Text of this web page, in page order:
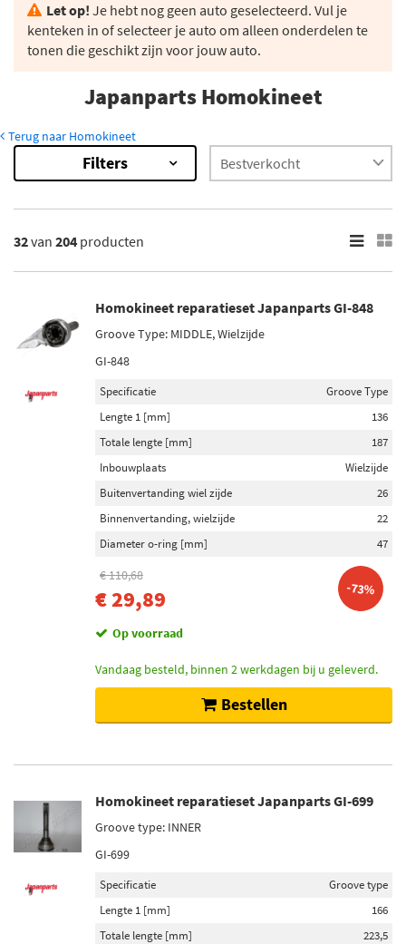
Let op! Je hebt nog geen auto geselecteerd. Vul je
kenteken in of selecteer je auto om alleen onderdelen te
tonen die geschikt zijn voor jouw auto.
Japanparts Homokineet
Terug naar Homokineet
Resultaten
×
Wielzijde (137)
Versnellingsbak zijde (9)
Vooras rechts (3)
Vooras links (2)
Op voorraad (189)
Niet op voorraad (15)
Filters
32van 204 producten
Homokineet reparatieset Japanparts GI-848
Groove Type: MIDDLE, Wielzijde
GI-848
Specificatie
Groove Type
Lengte 1 [mm]
136
Totale lengte [mm]
187
Inbouwplaats
Wielzijde
Buitenvertanding wiel zijde
26
Binnenvertanding, wielzijde
22
Diameter o-ring [mm]
47
€ 110,68
€ 29,89 -73%
Op voorraad
Vandaag besteld, binnen 2 werkdagen bij u geleverd.
Bestellen
Homokineet reparatieset Japanparts GI-699
Groove type: INNER
GI-699
Specificatie
Groove type
Lengte 1 [mm]
166
Totale lengte [mm]
223,5